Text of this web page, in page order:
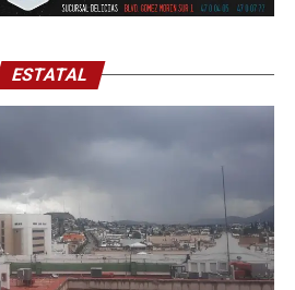
ESTATAL